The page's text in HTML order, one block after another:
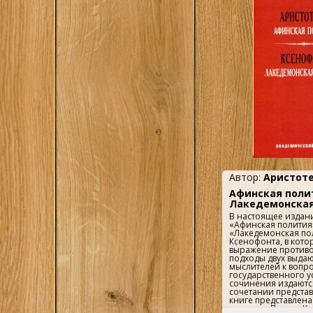
223Евтифрон
296Сочинения
327Демодок
343О добродетели
справедливости
366Клитофонт
391Соперники
423Определения
437 Альбин.
философии (Пер.
437Анонимные
платоновской
Бородай, А. А.
Пичхадзе) 476
506 Указатель
указатель 590 ..
Автор:
Афинская
В настоящее
«Афинская
«Лакедемонская
Ксенофонта, в
выражение
подходы двух
мыслителей к
государственного
сочинения
сочетании
книге
полития» Псевдо-